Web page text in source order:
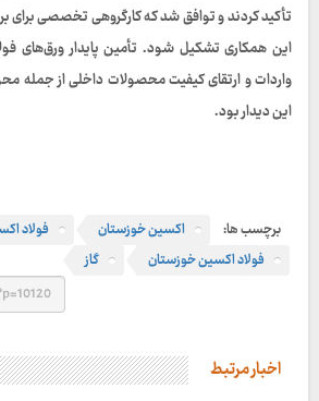
تأکید کردند و توافق شد که کارگروهی تخصصی برای
این همکاری تشکیل شود. تأمین پایدار ورق‌های
واردات و ارتقای کیفیت محصولات داخلی از جمله
این دیدار بود.
برچسب ها: اکسین خوزستان
فولاد
فولاد اکسین خوزستان
گاز
اخبار مرتبط